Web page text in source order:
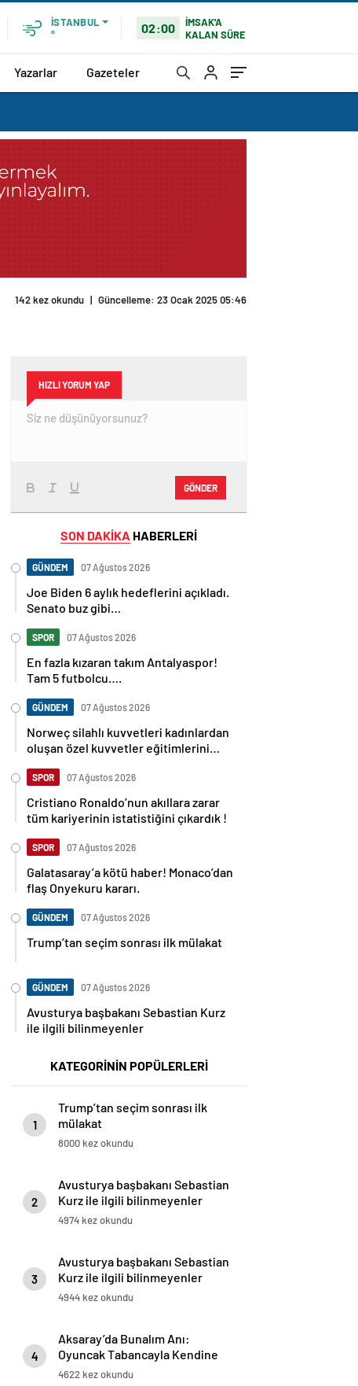
İSTANBUL
°
02:00
İMSAK'A
KALAN SÜRE
Yazarlar Gazeteler
142 kez okundu | Güncelleme: 23 Ocak 2025 05:46
HIZLI YORUM YAP
GÖNDER
SON DAKİKA HABERLERİ
GÜNDEM 07 Ağustos 2026
Joe Biden 6 aylık hedeflerini açıkladı.
Senato buz gibi…
SPOR 07 Ağustos 2026
En fazla kızaran takım Antalyaspor!
Tam 5 futbolcu….
GÜNDEM 07 Ağustos 2026
Norweç silahlı kuvvetleri kadınlardan
oluşan özel kuvvetler eğitimlerini
SPOR 07 Ağustos 2026
Cristiano Ronaldo’nun akıllara zarar
tüm kariyerinin istatistiğini çıkardık !
SPOR 07 Ağustos 2026
Galatasaray’a kötü haber! Monaco’dan
flaş Onyekuru kararı.
GÜNDEM 07 Ağustos 2026
Trump’tan seçim sonrası ilk mülakat
GÜNDEM 07 Ağustos 2026
Avusturya başbakanı Sebastian Kurz
ile ilgili bilinmeyenler
KATEGORİNİN POPÜLERLERİ
1
Trump’tan seçim sonrası ilk
mülakat
8000 kez okundu
2
Avusturya başbakanı Sebastian
Kurz ile ilgili bilinmeyenler
4974 kez okundu
3
Avusturya başbakanı Sebastian
Kurz ile ilgili bilinmeyenler
4944 kez okundu
4
Aksaray’da Bunalım Anı:
Oyuncak Tabancayla Kendine
Zarar Vermeye Çalıştı
4622 kez okundu